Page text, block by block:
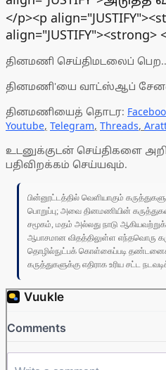
</p><p
align="JUSTIFY"><strong>
தினமணி செய்திமடலைப்
தினமணி'யை வாட்ஸ்ஆப்
தினமணியைத் தொடர:
Youtube, Telegram, Threads,
உடனுக்குடன் செய்திகளை
பதிவிறக்கம் செய்யவும்.
பின்னூட்டத்தில் வெளியாகும்
பொறுப்பு; அவை தினமணியின்
சமூகம், மதம் அல்லது நாடு
ஆபாசமான விதத்திலுள்ள எந்தவொரு
தொழில்நுட்பக் கொள்கைப்படி
கருத்துகளுக்கு எதிராக உரிய சட்ட